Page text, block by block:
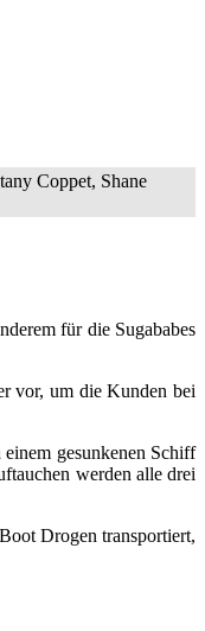
Coppet, Shane
für die Sugababes
vor, um die Kunden bei
gesunkenen Schiff
werden alle drei
Drogen transportiert,